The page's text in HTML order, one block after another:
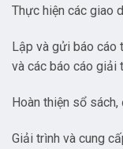
Thực hiện các giao
Lập và gửi báo cáo
và các báo cáo giải
Hoàn thiện sổ
Giải trình và cung